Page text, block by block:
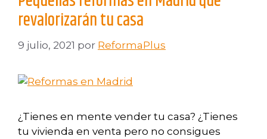
revalorizarán tu casa
9 julio, 2021 por ReformaPlus
¿Tienes en mente vender tu casa? ¿Tienes
tu vivienda en venta pero no consigues